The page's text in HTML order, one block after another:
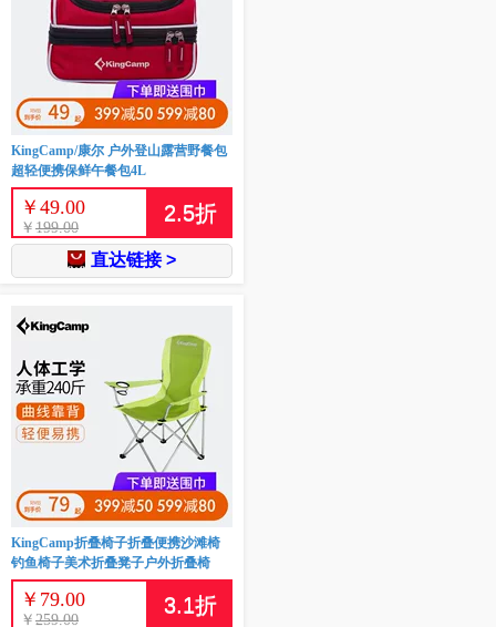
KingCamp/康尔 户外登山露营野餐包
超轻便携保鲜午餐包4L
￥ 49.00
￥ 199.00
2.5折
直达链接 >
KingCamp折叠椅子折叠便携沙滩椅
钓鱼椅子美术折叠凳子户外折叠椅
￥ 79.00
￥ 259.00
3.1折